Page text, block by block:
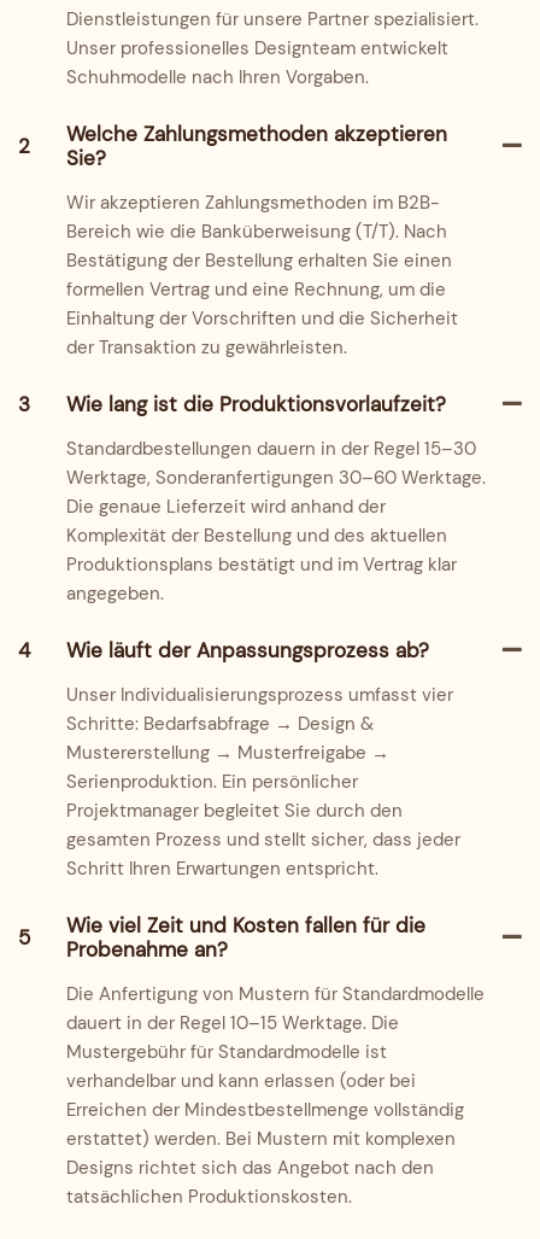
Dienstleistungen für unsere Partner spezialisiert.
Unser professionelles Designteam entwickelt
Schuhmodelle nach Ihren Vorgaben.
2
Welche Zahlungsmethoden akzeptieren
Sie?
Wir akzeptieren Zahlungsmethoden im B2B-
Bereich wie die Banküberweisung (T/T). Nach
Bestätigung der Bestellung erhalten Sie einen
formellen Vertrag und eine Rechnung, um die
Einhaltung der Vorschriften und die Sicherheit
der Transaktion zu gewährleisten.
3 Wie lang ist die Produktionsvorlaufzeit?
Standardbestellungen dauern in der Regel 15–30
Werktage, Sonderanfertigungen 30–60 Werktage.
Die genaue Lieferzeit wird anhand der
Komplexität der Bestellung und des aktuellen
Produktionsplans bestätigt und im Vertrag klar
angegeben.
4 Wie läuft der Anpassungsprozess ab?
Unser Individualisierungsprozess umfasst vier
Schritte: Bedarfsabfrage → Design &
Mustererstellung → Musterfreigabe →
Serienproduktion. Ein persönlicher
Projektmanager begleitet Sie durch den
gesamten Prozess und stellt sicher, dass jeder
Schritt Ihren Erwartungen entspricht.
5
Wie viel Zeit und Kosten fallen für die
Probenahme an?
Die Anfertigung von Mustern für Standardmodelle
dauert in der Regel 10–15 Werktage. Die
Mustergebühr für Standardmodelle ist
verhandelbar und kann erlassen (oder bei
Erreichen der Mindestbestellmenge vollständig
erstattet) werden. Bei Mustern mit komplexen
Designs richtet sich das Angebot nach den
tatsächlichen Produktionskosten.